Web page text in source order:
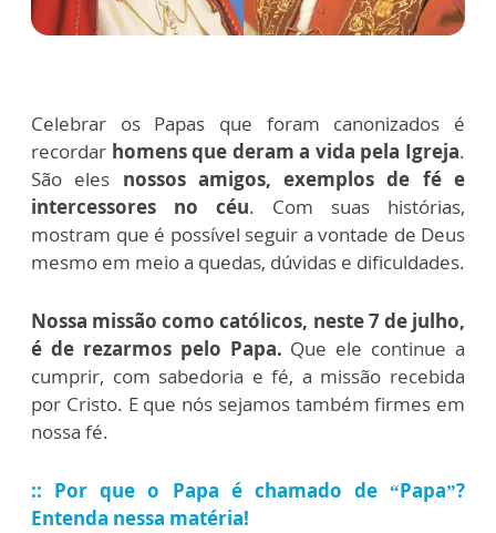
Celebrar os Papas que foram canonizados é
recordar homens que deram a vida pela Igreja.
São eles nossos amigos, exemplos de fé e
intercessores no céu. Com suas histórias,
mostram que é possível seguir a vontade de Deus
mesmo em meio a quedas, dúvidas e dificuldades.
Nossa missão como católicos, neste 7 de julho,
é de rezarmos pelo Papa. Que ele continue a
cumprir, com sabedoria e fé, a missão recebida
por Cristo. E que nós sejamos também firmes em
nossa fé.
:: Por que o Papa é chamado de “Papa”?
Entenda nessa matéria!